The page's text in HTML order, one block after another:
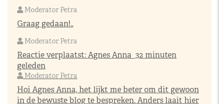
Moderator Petra
Graag gedaan!..
Moderator Petra
Reactie verplaatst:Agnes Anna 32 minuten
geleden
Moderator Petra
Hoi Agnes Anna, het lijkt me beter om dit gewoon
in de bewuste blog te bespreken. Anders laait hier